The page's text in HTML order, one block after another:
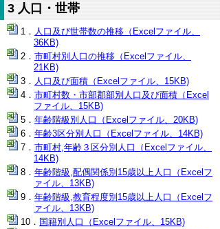
3 人口・世帯
人口及び世帯数の推移（Excelファイル、
36KB)
市町村別人口の推移（Excelファイル、
21KB)
人口及び面積（Excelファイル、15KB)
市町村数・市部郡部別人口及び面積（Excel
ファイル、15KB)
年齢階級別人口（Excelファイル、20KB)
年齢3区分別人口（Excelファイル、14KB)
市町村,年齢３区分別人口（Excelファイル、
14KB)
年齢階級,配偶関係別15歳以上人口（Excelフ
ァイル、13KB)
年齢階級,教育程度別15歳以上人口（Excelフ
ァイル、13KB)
国籍別人口（Excelファイル、15KB)